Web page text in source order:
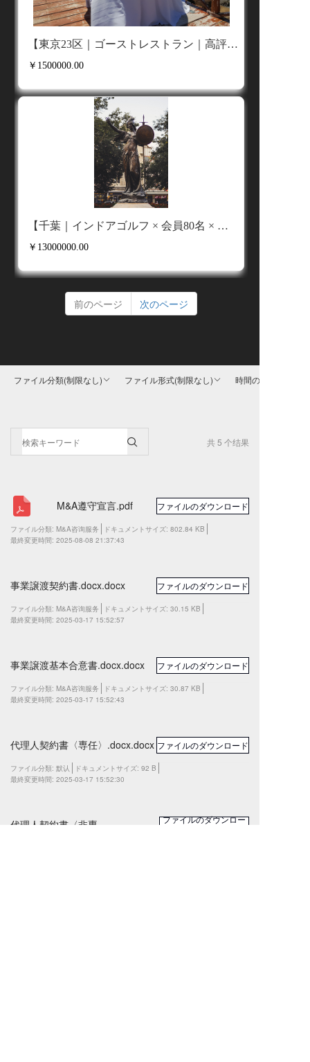
【東京23区｜ゴーストレストラン｜高評価アカウント資産】
￥1500000.00
【千葉｜インドアゴルフ × 会員80名 × 駅直結】
￥13000000.00
前のページ 次のページ
ファイル分類(制限なし) ファイル形式(制限なし) 時間の選択
共 5 个结果
M&A遵守宣言.pdf ファイルのダウンロード
ファイル分類: M&A咨询服务 ドキュメントサイズ: 802.84 KB
最終変更時間: 2025-08-08 21:37:43
事業譲渡契約書.docx.docx ファイルのダウンロード
ファイル分類: M&A咨询服务 ドキュメントサイズ: 30.15 KB
最終変更時間: 2025-03-17 15:52:57
事業譲渡基本合意書.docx.docx ファイルのダウンロード
ファイル分類: M&A咨询服务 ドキュメントサイズ: 30.87 KB
最終変更時間: 2025-03-17 15:52:43
代理人契約書〈専任〉.docx.docx ファイルのダウンロード
ファイル分類: 默认 ドキュメントサイズ: 92 B
最終変更時間: 2025-03-17 15:52:30
代理人契約書〈非専
ファイルのダウンロー